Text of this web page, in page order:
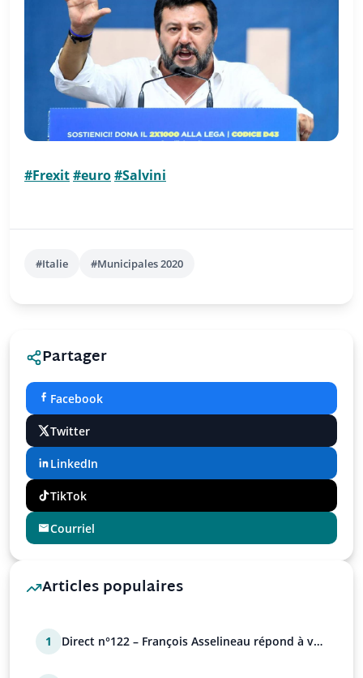
#Frexit#euro#Salvini
#Italie #Municipales 2020
Partager
Facebook
Twitter
LinkedIn
TikTok
Courriel
Articles populaires
1
Direct n°122 – François Asselineau répond à vos